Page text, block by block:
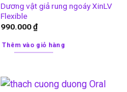
Dương vật giả rung ngoáy XinLV
Flexible
990.000₫
Thêm vào giỏ hàng